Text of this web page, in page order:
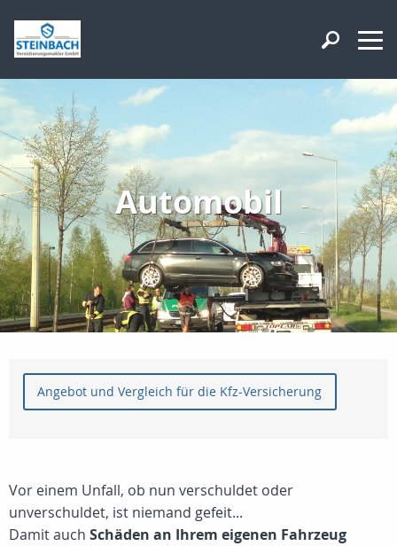
Automobil
Angebot und Vergleich für die Kfz-Versicherung
Vor einem Unfall, ob nun verschuldet oder
unverschuldet, ist niemand gefeit...
Damit auch Schäden an Ihrem eigenen Fahrzeug